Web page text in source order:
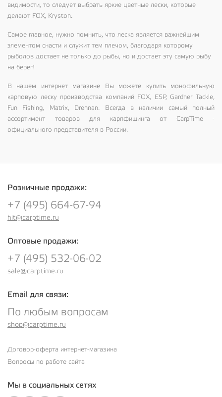
видимости, то следует выбрать яркие цветные лески, которые
делают FOX, Kryston.
Самое главное, нужно помнить, что леска является важнейшим
элементом снасти и служит тем плечом, благодаря которому
рыболов достает не только до рыбы, но и достает эту самую рыбу
на берег!
В нашем интернет магазине Вы можете купить монофильную
карповую леску производства компаний FOX, ESP, Gardner Tackle,
Fun Fishing, Matrix, Drennan. Всегда в наличии самый полный
ассортимент товаров для карпфишинга от CarpTime -
официального представителя в России.
Розничные продажи:
+7 (495) 664-67-94
hit@carptime.ru
Оптовые продажи:
+7 (495) 532-06-02
sale@carptime.ru
Email для связи:
По любым вопросам
shop@carptime.ru
Договор-оферта интернет-магазина
Вопросы по работе сайта
Мы в социальных сетях